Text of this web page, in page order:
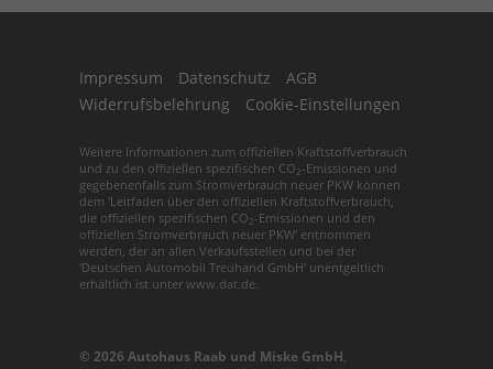
Impressum Datenschutz
AGB
Widerrufsbelehrung
Cookie-Einstellungen
Weitere Informationen zum offiziellen Kraftstoffverbrauch
und zu den offiziellen spezifischen CO2 -Emissionen und
gegebenenfalls zum Stromverbrauch neuer PKW können
dem 'Leitfaden über den offiziellen Kraftstoffverbrauch,
die offiziellen spezifischen CO2 -Emissionen und den
offiziellen Stromverbrauch neuer PKW' entnommen
werden, der an allen Verkaufsstellen und bei der
'Deutschen Automobil Treuhand GmbH' unentgeltlich
erhältlich ist unter www.dat.de.
© 2026 Autohaus Raab und Miske GmbH,